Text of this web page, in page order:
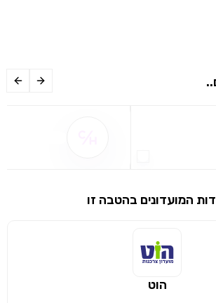
שיתוף
שימו לב!
מימוש הטבה זו ניתן רק לחברי
הבנתי, המשך לאתר
המועדונים בהטבה זו
הוט